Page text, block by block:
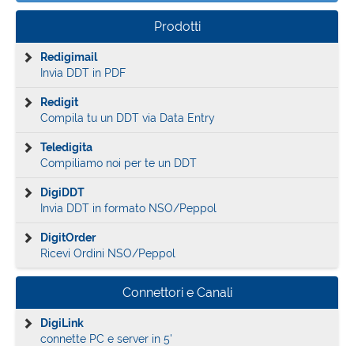
Prodotti
Redigimail
Invia DDT in PDF
Redigit
Compila tu un DDT via Data Entry
Teledigita
Compiliamo noi per te un DDT
DigiDDT
Invia DDT in formato NSO/Peppol
DigitOrder
Ricevi Ordini NSO/Peppol
Connettori e Canali
DigiLink
connette PC e server in 5'